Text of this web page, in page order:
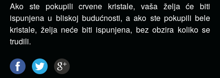
Ako ste pokupili crvene kristale, vaša želja će biti
ispunjena u bliskoj budućnosti, a ako ste pokupili bele
kristale, želja neće biti ispunjena, bez obzira koliko se
trudili.